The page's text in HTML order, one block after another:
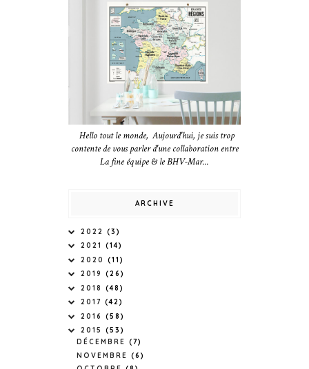
Hello tout le monde, Aujourd'hui, je suis trop
contente de vous parler d'une collaboration entre
La fine équipe & le BHV-Mar...
ARCHIVE
2022 (3)
2021 (14)
2020 (11)
2019 (26)
2018 (48)
2017 (42)
2016 (58)
2015 (53)
DÉCEMBRE (7)
NOVEMBRE (6)